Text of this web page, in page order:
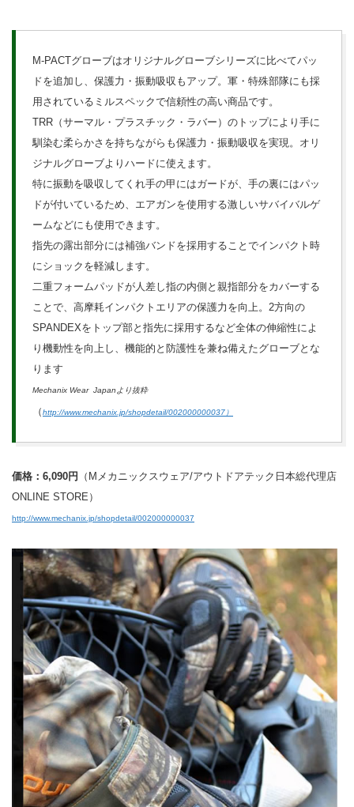
M-PACTグローブはオリジナルグローブシリーズに比べてパッ
ドを追加し、保護力・振動吸収もアップ。軍・特殊部隊にも採
用されているミルスペックで信頼性の高い商品です。
TRR（サーマル・プラスチック・ラバー）のトップにより手に
馴染む柔らかさを持ちながらも保護力・振動吸収を実現。オリ
ジナルグローブよりハードに使えます。
特に振動を吸収してくれ手の甲にはガードが、手の裏にはパッ
ドが付いているため、エアガンを使用する激しいサバイバルゲ
ームなどにも使用できます。
指先の露出部分には補強バンドを採用することでインパクト時
にショックを軽減します。
二重フォームパッドが人差し指の内側と親指部分をカバーする
ことで、高摩耗インパクトエリアの保護力を向上。2方向の
SPANDEXをトップ部と指先に採用するなど全体の伸縮性によ
り機動性を向上し、機能的と防護性を兼ね備えたグローブとな
ります
Mechanix Wear Japanより抜粋
（http://www.mechanix.jp/shopdetail/002000000037）
価格：6,090円
（Mメカニックスウェア/アウトドアテック日本総代理店
ONLINE STORE）
http://www.mechanix.jp/shopdetail/002000000037